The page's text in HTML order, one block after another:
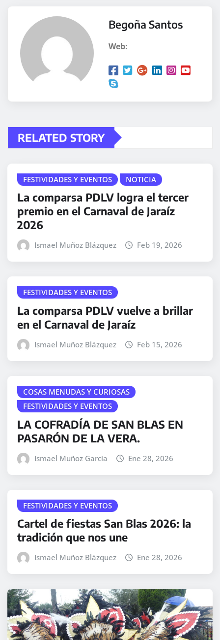
Begoña Santos
Web:
RELATED STORY
FESTIVIDADES Y EVENTOS NOTICIA
La comparsa PDLV logra el tercer
premio en el Carnaval de Jaraíz
2026
Ismael Muñoz Blázquez Feb 19, 2026
FESTIVIDADES Y EVENTOS
La comparsa PDLV vuelve a brillar
en el Carnaval de Jaraíz
Ismael Muñoz Blázquez Feb 15, 2026
COSAS MENUDAS Y CURIOSAS
FESTIVIDADES Y EVENTOS
LA COFRADÍA DE SAN BLAS EN
PASARÓN DE LA VERA.
Ismael Muñoz Garcia Ene 28, 2026
FESTIVIDADES Y EVENTOS
Cartel de fiestas San Blas 2026: la
tradición que nos une
Ismael Muñoz Blázquez Ene 28, 2026